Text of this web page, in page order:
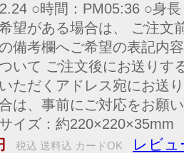
○時間：PM05:36 ○身
望がある場合は、 ご注文
備考欄へご希望の表記内
いて ご注文後にお送りす
ただくアドレス宛にお送
は、事前にご対応をお願
イズ：約220×220×35mm
税込 送料込 カードOK
レビュ